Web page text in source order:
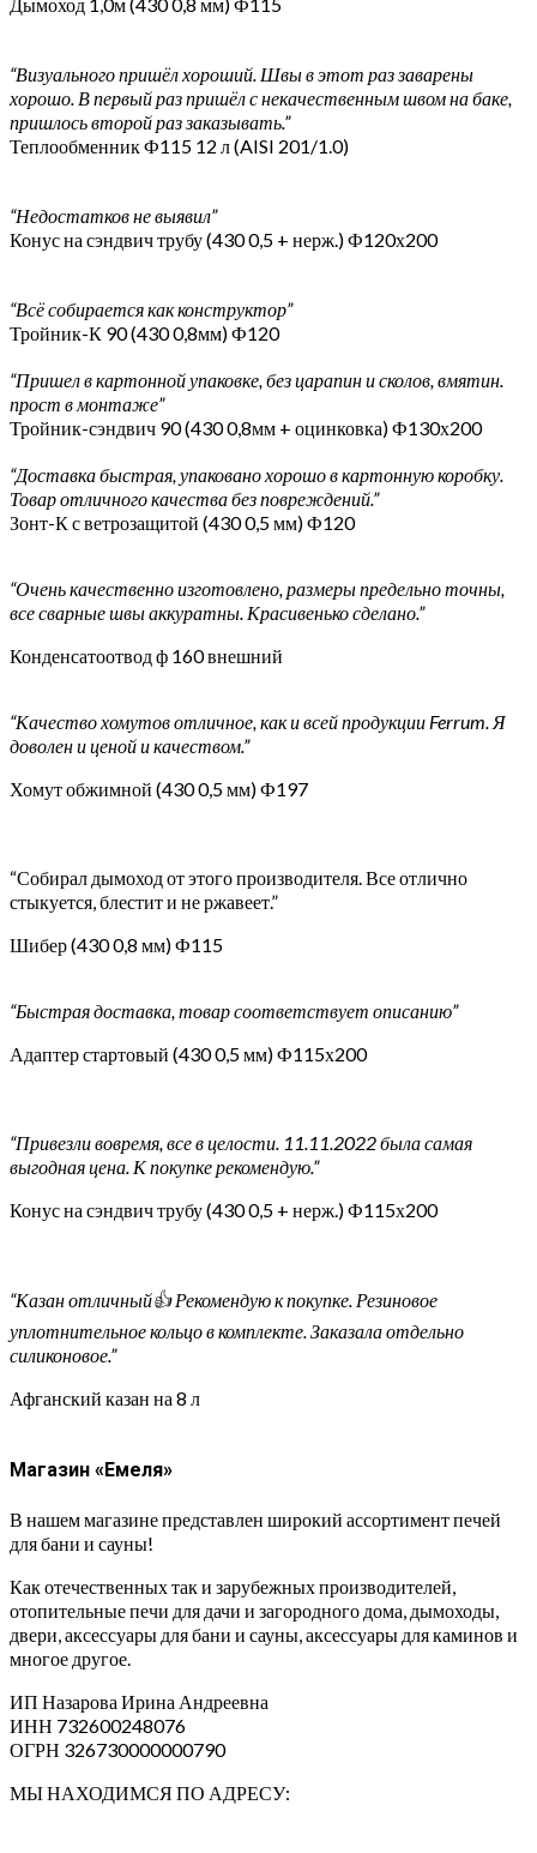
“Визуального пришёл хороший. Швы в этот раз заварены
хорошо. В первый раз пришёл с некачественным швом на баке,
пришлось второй раз заказывать.”
Теплообменник Ф115 12 л (AISI 201/1.0)
“Недостатков не выявил”
Конус на сэндвич трубу (430 0,5 + нерж.) Ф120х200
“Всё собирается как конструктор”
Тройник-К 90 (430 0,8мм) Ф120
“Пришел в картонной упаковке, без царапин и сколов, вмятин.
прост в монтаже”
Тройник-сэндвич 90 (430 0,8мм + оцинковка) Ф130х200
“Доставка быстрая, упаковано хорошо в картонную коробку.
Товар отличного качества без повреждений.”
Зонт-К с ветрозащитой (430 0,5 мм) Ф120
“Очень качественно изготовлено, размеры предельно точны,
все сварные швы аккуратны. Красивенько сделано.”
Конденсатоотвод ф 160 внешний
“Качество хомутов отличное, как и всей продукции Ferrum. Я
доволен и ценой и качеством.”
Хомут обжимной (430 0,5 мм) Ф197
“Собирал дымоход от этого производителя. Все отлично
стыкуется, блестит и не ржавеет.”
Шибер (430 0,8 мм) Ф115
“Быстрая доставка, товар соответствует описанию”
Адаптер стартовый (430 0,5 мм) Ф115х200
“Привезли вовремя, все в целости. 11.11.2022 была самая
выгодная цена. К покупке рекомендую.”
Конус на сэндвич трубу (430 0,5 + нерж.) Ф115х200
“Казан отличный👍 Рекомендую к покупке. Резиновое
уплотнительное кольцо в комплекте. Заказала отдельно
силиконовое.”
Афганский казан на 8 л
Магазин «Емеля»
В нашем магазине представлен широкий ассортимент печей
для бани и сауны!
Как отечественных так и зарубежных производителей,
отопительные печи для дачи и загородного дома, дымоходы,
двери, аксессуары для бани и сауны, аксессуары для каминов и
многое другое.
ИП Назарова Ирина Андреевна⁠
ИНН 732600248076
ОГРН 326730000000790
МЫ НАХОДИМСЯ ПО АДРЕСУ: